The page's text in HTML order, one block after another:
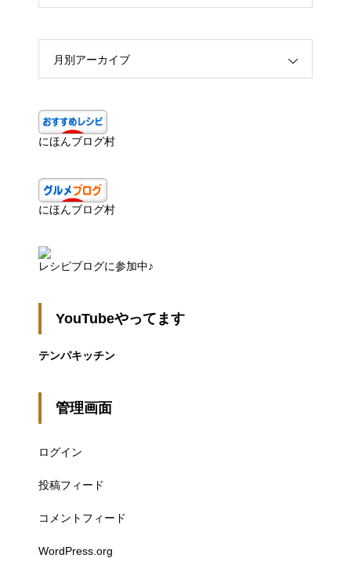
月別アーカイブ
にほんブログ村
にほんブログ村
レシピブログに参加中♪
YouTubeやってます
テンパキッチン
管理画面
ログイン
投稿フィード
コメントフィード
WordPress.org